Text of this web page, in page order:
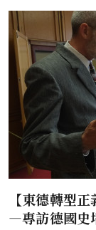
【東德轉型
—專訪德國史